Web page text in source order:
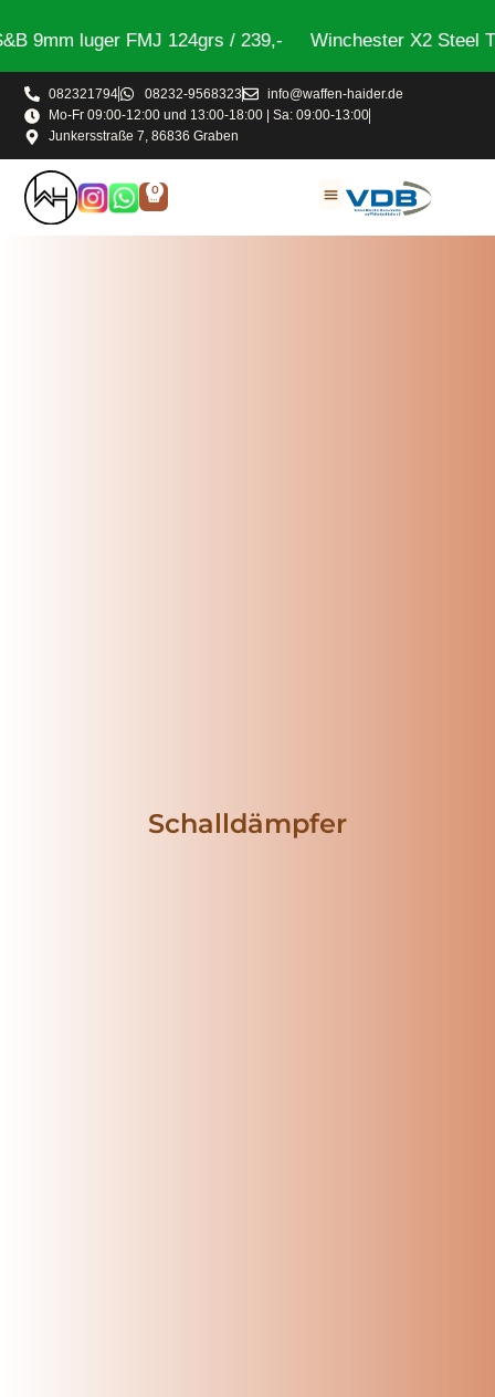
luger FMJ 124grs / 239,- Winchester X2 Steel
082321794 08232-9568323
info@waffen-haider.de
Mo-Fr 09:00-12:00 und 13:00-18:00 | Sa: 09:00-13:00
Junkersstraße 7, 86836 Graben
0
Schalldämpfer